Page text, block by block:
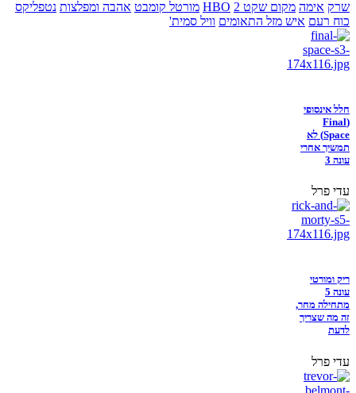
שרק אימה מקום שקט 2 HBO מורטל קומבט אהבה ומפלצות נטפליקס
כוח רעם איש מזל התאומים וויל סמית'
חלל אינסופי
(Final
Space) לא
תמשיך אחרי
עונה 3
עדי פרל
ריק ומורטי
עונה 5
מתחילה מחר,
זה מה שצריך
לדעת
עדי פרל